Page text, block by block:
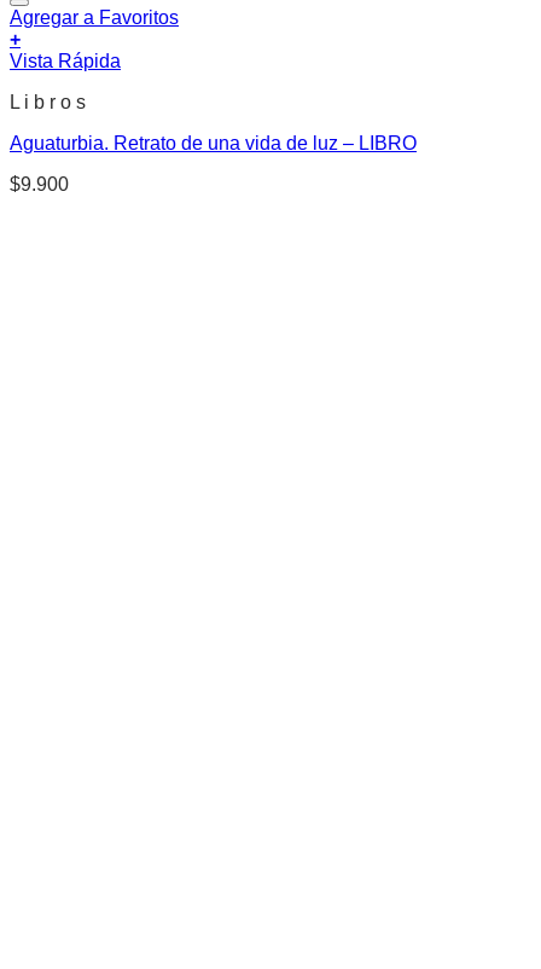
Agregar a Favoritos
+
Vista Rápida
L i b r o s
Aguaturbia. Retrato de una vida de luz – LIBRO
$9.900